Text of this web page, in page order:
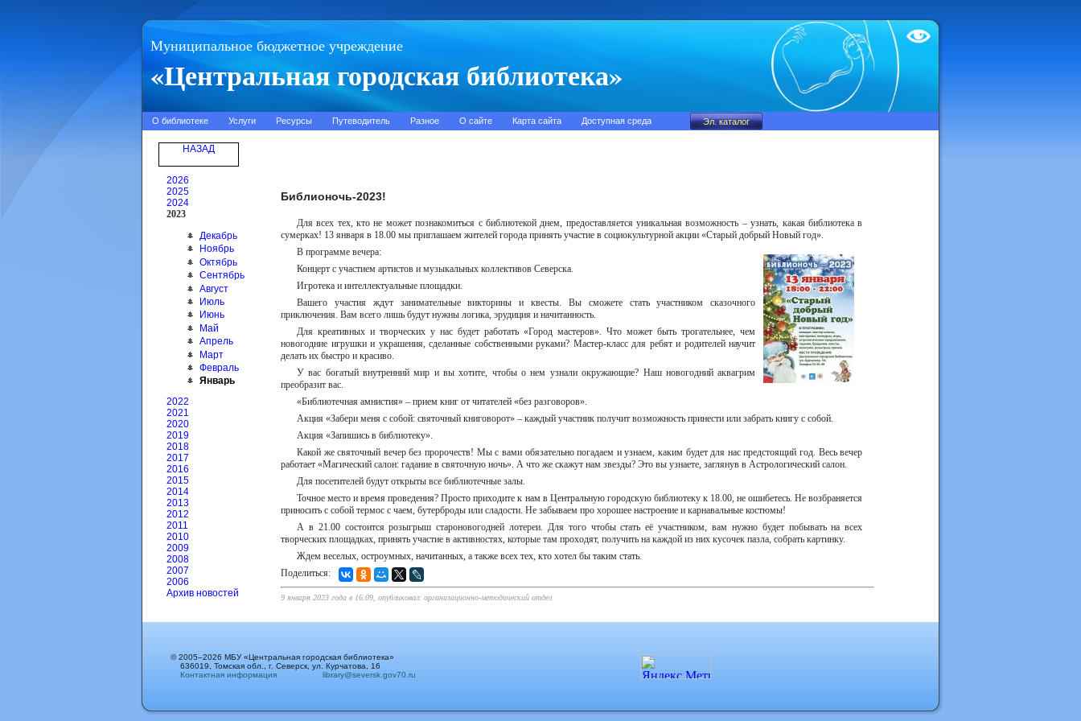
Муниципальное бюджетное учреждение
«Центральная городская библиотека»
Test
О библиотеке Услуги Ресурсы Путеводитель Разное О сайте Карта сайта Доступная среда
НАЗАД
2026
2025
2024
2023
Декабрь
Ноябрь
Октябрь
Сентябрь
Август
Июль
Июнь
Май
Апрель
Март
Февраль
Январь
2022
2021
2020
2019
2018
2017
2016
2015
2014
2013
2012
2011
2010
2009
2008
2007
2006
Архив новостей
Библионочь-2023!
Для всех тех, кто не может познакомиться с библиотекой днем, предоставляется уникальная возможность – узнать, какая библиотека в
сумерках! 13 января в 18.00 мы приглашаем жителей города принять участие в социокультурной акции «Старый добрый Новый год».
В программе вечера:
Концерт с участием артистов и музыкальных коллективов Северска.
Игротека и интеллектуальные площадки.
Вашего участия ждут занимательные викторины и квесты. Вы сможете стать участником сказочного
приключения. Вам всего лишь будут нужны логика, эрудиция и начитанность.
Для креативных и творческих у нас будет работать «Город мастеров». Что может быть трогательнее, чем
новогодние игрушки и украшения, сделанные собственными руками? Мастер-класс для ребят и родителей научит
делать их быстро и красиво.
У вас богатый внутренний мир и вы хотите, чтобы о нем узнали окружающие? Наш новогодний аквагрим
преобразит вас.
«Библиотечная амнистия» – прием книг от читателей «без разговоров».
Акция «Забери меня с собой: святочный книговорот» – каждый участник получит возможность принести или забрать книгу с собой.
Акция «Запишись в библиотеку».
Какой же святочный вечер без пророчеств! Мы с вами обязательно погадаем и узнаем, каким будет для нас предстоящий год. Весь вечер
работает «Магический салон: гадание в святочную ночь». А что же скажут нам звезды? Это вы узнаете, заглянув в Астрологический салон.
Для посетителей будут открыты все библиотечные залы.
Точное место и время проведения? Просто приходите к нам в Центральную городскую библиотеку к 18.00, не ошибетесь. Не возбраняется
приносить с собой термос с чаем, бутерброды или сладости. Не забываем про хорошее настроение и карнавальные костюмы!
А в 21.00 состоится розыгрыш староновогодней лотереи. Для того чтобы стать её участником, вам нужно будет побывать на всех
творческих площадках, принять участие в активностях, которые там проходят, получить на каждой из них кусочек пазла, собрать картинку.
Ждем веселых, остроумных, начитанных, а также всех тех, кто хотел бы таким стать.
Поделиться:
9 января 2023 года в 16:09, опубликовал: организационно-методический отдел
© 2005–2026 МБУ «Центральная городская библиотека»
636019, Томская обл., г. Северск, ул. Курчатова, 16
Контактная информация
library@seversk.gov70.ru